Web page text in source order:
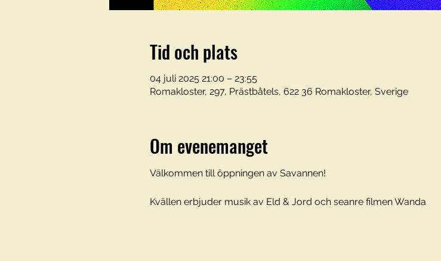
Tid och plats
04 juli 2025 21:00 – 23:55
Romakloster, 297, Prästbåtels, 622 36 Romakloster, Sverige
Om evenemanget
Välkommen till öppningen av Savannen!
Kvällen erbjuder musik av Eld & Jord och seanre filmen Wanda